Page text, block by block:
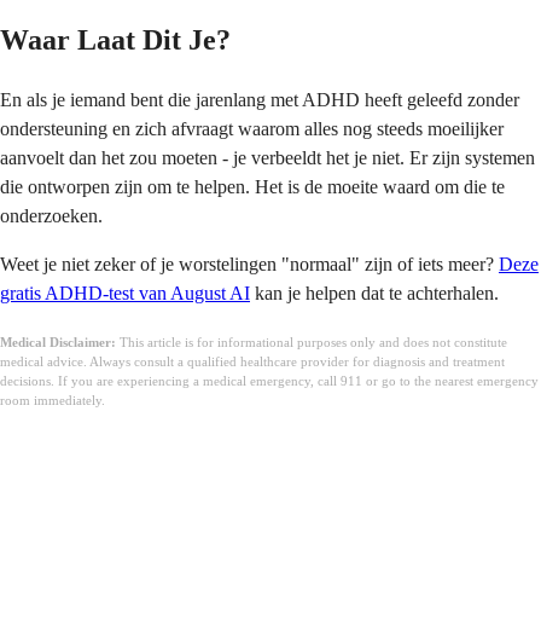
Waar Laat Dit Je?
En als je iemand bent die jarenlang met ADHD heeft geleefd zonder
ondersteuning en zich afvraagt waarom alles nog steeds moeilijker
aanvoelt dan het zou moeten - je verbeeldt het je niet. Er zijn systemen
die ontworpen zijn om te helpen. Het is de moeite waard om die te
onderzoeken.
Weet je niet zeker of je worstelingen "normaal" zijn of iets meer? Deze
gratis ADHD-test van August AI kan je helpen dat te achterhalen.
Medical Disclaimer: This article is for informational purposes only and does not constitute
medical advice. Always consult a qualified healthcare provider for diagnosis and treatment
decisions. If you are experiencing a medical emergency, call 911 or go to the nearest emergency
room immediately.